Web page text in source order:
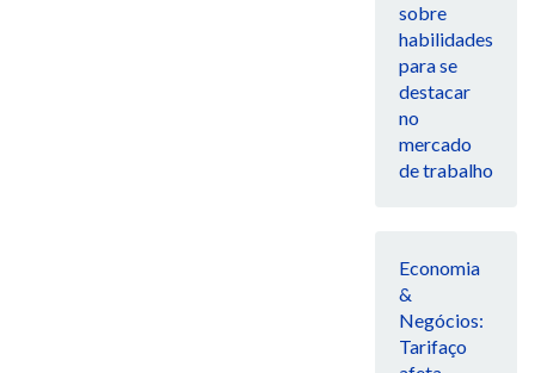
sobre
habilidades
para se
destacar
no
mercado
de trabalho
Economia
&
Negócios:
Tarifaço